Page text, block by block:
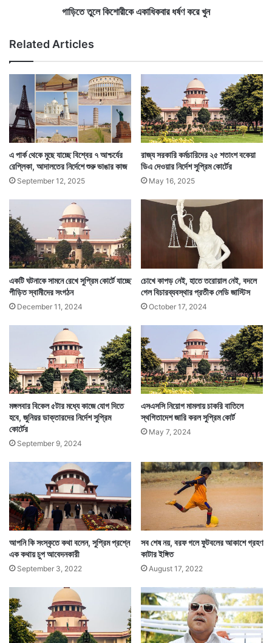
ক
বা
র
ক
রে
খু
ন
গাড়িতে তুলে কিশোরীকে একাধিকবার ধর্ষণ করে খুন
Related Articles
এ পার্ক থেকে মুছে যাচ্ছে বিশ্বের ৭ আশ্চর্যের
রেপ্লিকা, আদালতের নির্দেশে শুরু ভাঙার কাজ
September 12, 2025
রাজ্য সরকারি কর্মচারিদের ২৫ শতাংশ বকেয়া
ডিএ দেওয়ার নির্দেশ সুপ্রিম কোর্টের
May 16, 2025
একটি ঘটনাকে সামনে রেখে সুপ্রিম কোর্টে যাচ্ছে
পীড়িত স্বামীদের সংগঠন
December 11, 2024
চোখে কাপড় নেই, হাতে তরোয়াল নেই, বদলে
গেল বিচারব্যবস্থার প্রতীক লেডি জাস্টিস
October 17, 2024
মঙ্গলবার বিকেল ৫টার মধ্যে কাজে যোগ দিতে
হবে, জুনিয়র ডাক্তারদের নির্দেশ সুপ্রিম
কোর্টের
September 9, 2024
এসএসসি নিয়োগ মামলায় চাকরি বাতিলে
স্থগিতাদেশ জারি করল সুপ্রিম কোর্ট
May 7, 2024
আপনি কি সংস্কৃতে কথা বলেন, সুপ্রিম প্রশ্নে
এক কথায় চুপ আবেদনকারী
September 3, 2022
সব শেষ নয়, বরফ গলে ফুটবলের আকাশে গ্রহণ
কাটার ইঙ্গিত
August 17, 2022